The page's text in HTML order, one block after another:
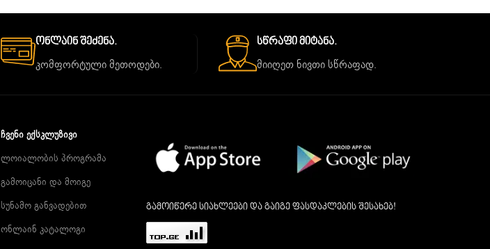
Ონლაინ Შეძენა.
კომფორტული მეთოდები.
Სწრაფი Მიტანა.
მიიღეთ ნივთი სწრაფად.
ᲩᲕᲔᲜᲘ ᲔᲥᲡᲙᲚᲣᲖᲘᲕᲘ
ლოიალობის პროგრამა
გამოიცანი და მოიგე
სუნამო განვადებით
ონლაინ კატალოგი
გამოიწერე სიახლეები და გაიგე ფასდაკლების შესახებ!